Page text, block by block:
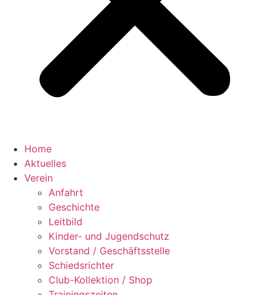
Home
Aktuelles
Verein
Anfahrt
Geschichte
Leitbild
Kinder- und Jugendschutz
Vorstand / Geschäftsstelle
Schiedsrichter
Club-Kollektion / Shop